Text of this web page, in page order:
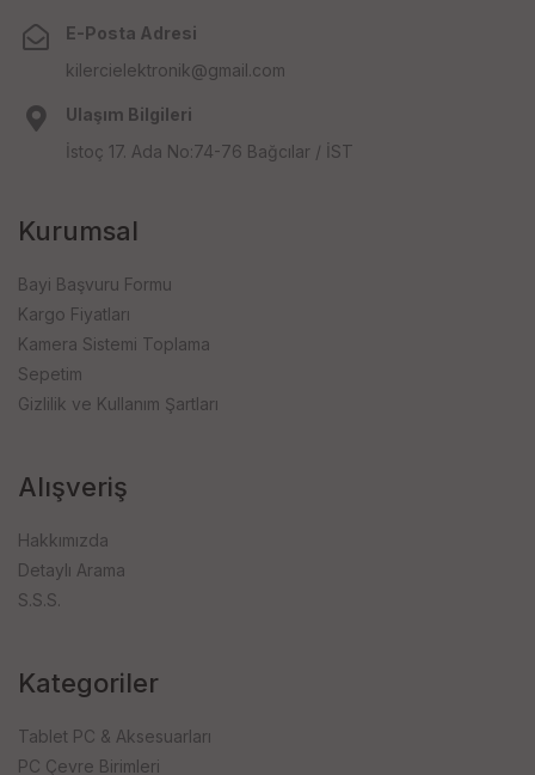
E-Posta Adresi
kilercielektronik@gmail.com
Ulaşım Bilgileri
İstoç 17. Ada No:74-76 Bağcılar / İST
Kurumsal
Bayi Başvuru Formu
Kargo Fiyatları
Kamera Sistemi Toplama
Sepetim
Gizlilik ve Kullanım Şartları
Alışveriş
Hakkımızda
Detaylı Arama
S.S.S.
Kategoriler
Tablet PC & Aksesuarları
PC Çevre Birimleri